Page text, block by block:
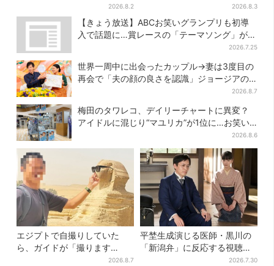
スターと期待「まさか僕
が…」
2026.8.2
る…“日プ女子”からの3年間
と、7人で目指す夢
2026.8.3
【きょう放送】ABCお笑いグランプリも初導
入で話題に…賞レースの「テーマソング」が果
2026.7.25
世界一周中に出会ったカップル→妻は3度目の
再会で「夫の顔の良さを認識」ジョージアの
2026.8.7
梅田のタワレコ、デイリーチャートに異変？
アイドルに混じり“マユリカ”が1位に…お笑い
2026.8.6
エジプトで自撮りしていた
ら、ガイドが「撮ります
よ！」→ノリノリでポーズを
2026.8.7
平埜生成演じる医師・黒川の
「新潟弁」に反応する視聴者
2026.7.30